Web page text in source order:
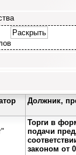
Раскрыть
Должник,
Торги в
подачи
законом от